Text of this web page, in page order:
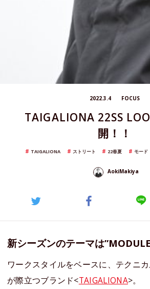
2022.3.4 FOCUS
TAIGALIONA 22SS
開！！
TAIGALIONA ストリート 22春夏 モード
AokiMakiya
新シーズンのテーマは
ワークスタイルをベースに、テクニ
が際立つブランド<TAIGALIONA>。